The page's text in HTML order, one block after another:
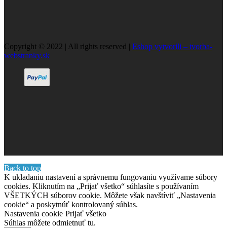
Copyright © 2022 | All rights reserved | Eshop vytvorili – tvorba-
webstranky.sk
Back to top
K ukladaniu nastavení a správnemu fungovaniu využívame súbory
cookies. Kliknutím na „Prijať všetko“ súhlasíte s používaním
VŠETKÝCH súborov cookie. Môžete však navštíviť „Nastavenia
cookie“ a poskytnúť kontrolovaný súhlas.
Nastavenia cookie Prijať všetko
Súhlas môžete odmietnuť tu.